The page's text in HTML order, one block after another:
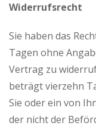
Widerrufsrecht
Sie haben das
Tagen ohne
Vertrag zu
beträgt vierzehn
Sie oder ein von
der nicht der